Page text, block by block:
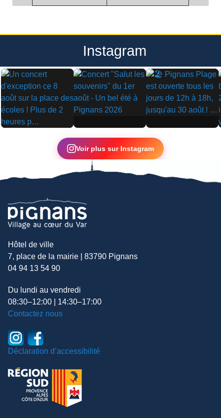
Instagram
▶
▶ ▶
Voir plus sur Instagram
Hôtel de ville
7, place de la mairie | 83790 Pignans
04 94 13 54 90
Du lundi au vendredi
08:30–12:00 | 14:30–17:00
Contactez nous
Déclaration d’accessibilité